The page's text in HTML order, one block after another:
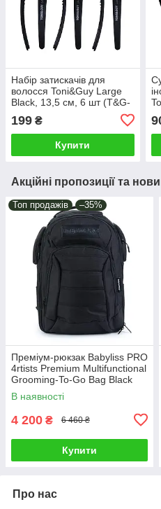
Набір затискачів для
волосся Toni&Guy Large
Black, 13,5 см, 6 шт (T&G-
199 ₴
Купити
Акційні пропозиції та
Топ продажів –35%
Преміум-рюкзак Babyliss PRO
4rtists Premium Multifunctional
Grooming-To-Go Bag Black
(BBARB1PKCE)
В наявності
4 200 ₴ 6 460 ₴
Купити
Про нас